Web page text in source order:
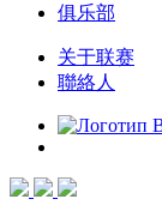
俱乐部
关于联赛
聯絡人